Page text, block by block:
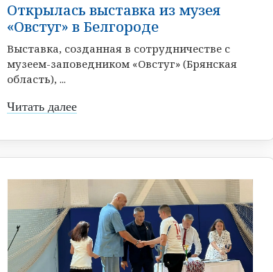
Открылась выставка из музея
«Овстуг» в Белгороде
Выставка, созданная в сотрудничестве с
музеем-заповедником «Овстуг» (Брянская
область), ...
Читать далее